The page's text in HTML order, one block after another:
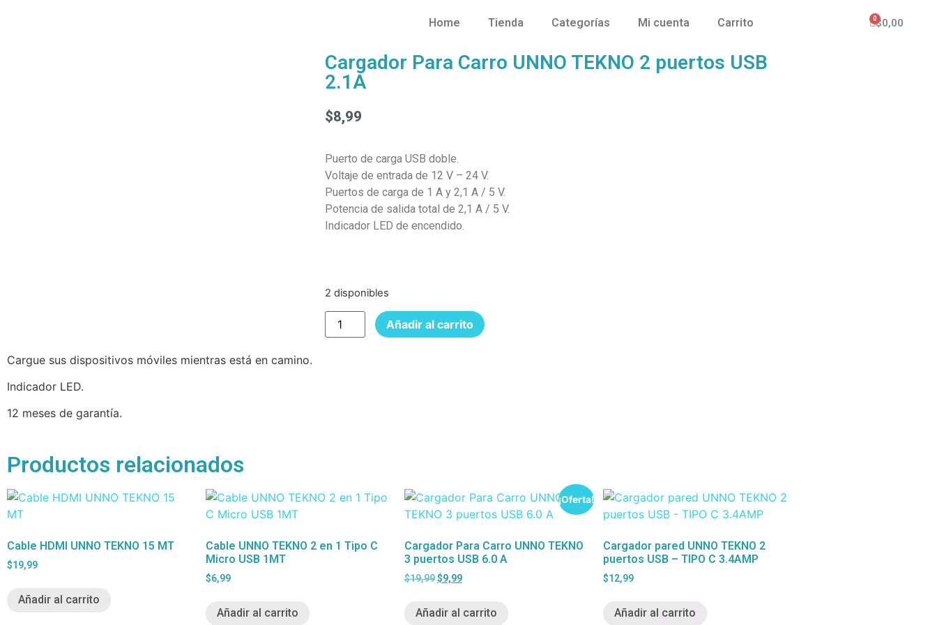
Home Tienda Categorías Mi cuenta Carrito $0,00
Cargador Para Carro UNNO TEKNO 2 puertos USB
2.1A
$8,99
Puerto de carga USB doble.
Voltaje de entrada de 12 V – 24 V.
Puertos de carga de 1 A y 2,1 A / 5 V.
Potencia de salida total de 2,1 A / 5 V.
Indicador LED de encendido.
2 disponibles
Añadir al carrito
Cargue sus dispositivos móviles mientras está en camino.
Indicador LED.
12 meses de garantía.
Productos relacionados
Cable HDMI UNNO TEKNO 15 MT
$19,99
Añadir al carrito
Cable UNNO TEKNO 2 en 1 Tipo C
Micro USB 1MT
$6,99
Añadir al carrito
¡Oferta!
Cargador Para Carro UNNO TEKNO
3 puertos USB 6.0 A
$19,99$9,99
Añadir al carrito
Cargador pared UNNO TEKNO 2
puertos USB – TIPO C 3.4AMP
$12,99
Añadir al carrito